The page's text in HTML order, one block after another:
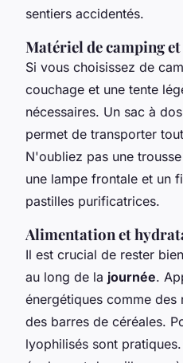
sentiers accidentés.
Matériel de camping et
Si vous choisissez de
couchage et une tente
nécessaires. Un sac à
permet de transporter
N'oubliez pas une
une lampe frontale et un
pastilles purificatrices.
Alimentation et
Il est crucial de rester
au long de la journée.
énergétiques comme
des barres de céréales.
lyophilisés sont